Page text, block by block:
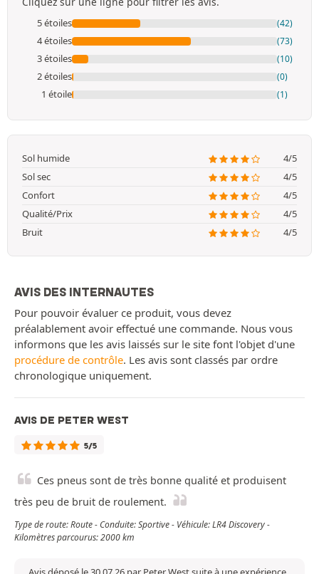
5 étoiles (42)
4 étoiles (73)
3 étoiles (10)
2 étoiles (0)
1 étoile (1)
Sol humide
4/5
Sol sec
4/5
Confort
4/5
Qualité/Prix
4/5
Bruit
4/5
AVIS DES INTERNAUTES
Pour pouvoir évaluer ce produit, vous devez
préalablement avoir effectué une commande. Nous vous
informons que les avis laissés sur le site font l'objet d'une
procédure de contrôle. Les avis sont classés par ordre
chronologique uniquement.
AVIS DE PETER WEST
5/5
Ces pneus sont de très bonne qualité et produisent
très peu de bruit de roulement.
Type de route: Route - Conduite: Sportive - Véhicule: LR4 Discovery -
Kilomètres parcourus: 2000 km